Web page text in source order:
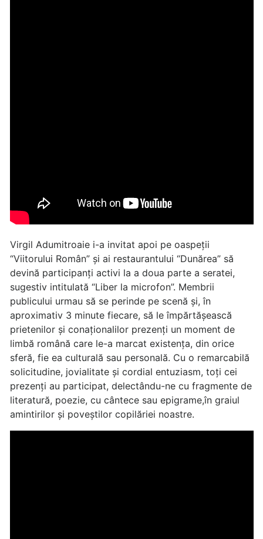
Virgil Adumitroaie i-a invitat apoi pe oaspeții
“Viitorului Român” și ai restaurantului “Dunărea” să
devină participanți activi la a doua parte a seratei,
sugestiv intitulată “Liber la microfon”. Membrii
publicului urmau să se perinde pe scenă și, în
aproximativ 3 minute fiecare, să le împărtășească
prietenilor și conaționalilor prezenți un moment de
limbă română care le-a marcat existența, din orice
sferă, fie ea culturală sau personală. Cu o remarcabilă
solicitudine, jovialitate și cordial entuziasm, toți cei
prezenți au participat, delectându-ne cu fragmente de
literatură, poezie, cu cântece sau epigrame,în graiul
amintirilor și poveștilor copilăriei noastre.